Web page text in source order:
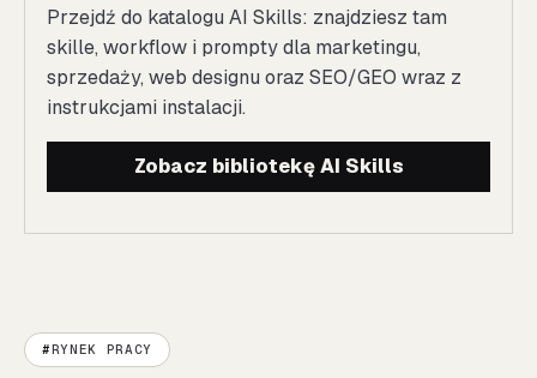
Przejdź do katalogu AI Skills: znajdziesz tam
skille, workflow i prompty dla marketingu,
sprzedaży, web designu oraz SEO/GEO wraz z
instrukcjami instalacji.
Zobacz bibliotekę AI Skills
RYNEK PRACY